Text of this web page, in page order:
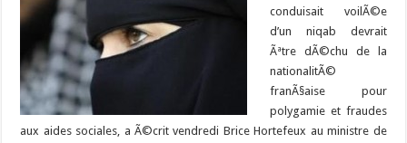
conduisait voilÃ©e
d’un niqab devrait
Ãªtre dÃ©chu de la
nationalitÃ©
franÃ§aise pour
polygamie et fraudes
aux aides sociales, a Ã©crit vendredi Brice Hortefeux au ministre de